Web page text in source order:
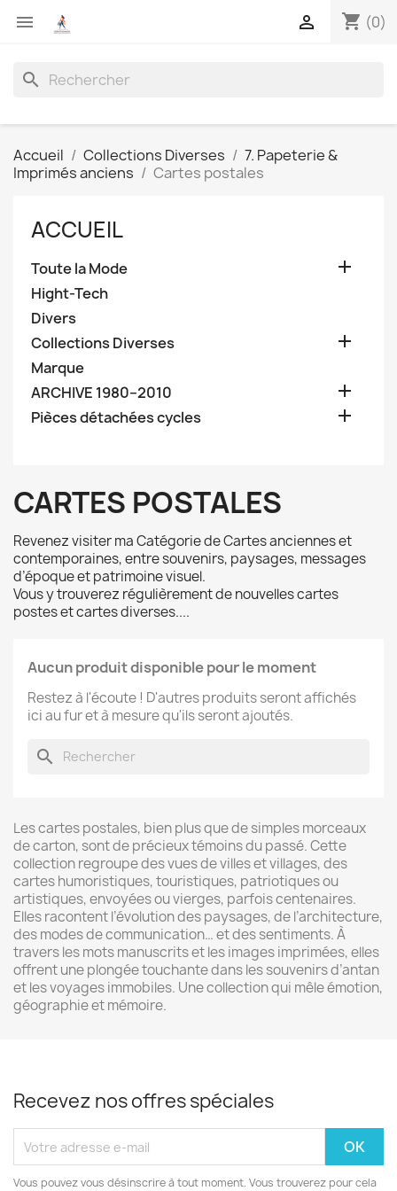
 shopping_cart (0)

search
Accueil Collections Diverses
7. Papeterie &
Imprimés anciens
Cartes postales
ACCUEIL
Toute la Mode 
Hight-Tech
Divers
Collections Diverses

Marque
ARCHIVE 1980–2010

Pièces détachées cycles 
CARTES POSTALES
Revenez visiter ma Catégorie de Cartes anciennes et
contemporaines, entre souvenirs, paysages, messages
d’époque et patrimoine visuel.
Vous y trouverez régulièrement de nouvelles cartes
postes et cartes diverses....
Aucun produit disponible pour le moment
Restez à l'écoute ! D'autres produits seront affichés
ici au fur et à mesure qu'ils seront ajoutés.
search
Les cartes postales, bien plus que de simples morceaux
de carton, sont de précieux témoins du passé. Cette
collection regroupe des vues de villes et villages, des
cartes humoristiques, touristiques, patriotiques ou
artistiques, envoyées ou vierges, parfois centenaires.
Elles racontent l’évolution des paysages, de l’architecture,
des modes de communication… et des sentiments. À
travers les mots manuscrits et les images imprimées, elles
offrent une plongée touchante dans les souvenirs d’antan
et les voyages immobiles. Une collection qui mêle émotion,
géographie et mémoire.
Recevez nos offres spéciales
Vous pouvez vous désinscrire à tout moment. Vous trouverez pour cela